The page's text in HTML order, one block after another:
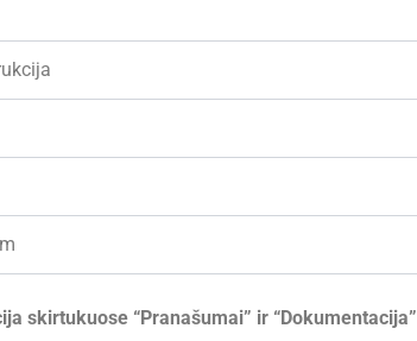
skirtukuose “Pranašumai” ir “Dokumentacija”